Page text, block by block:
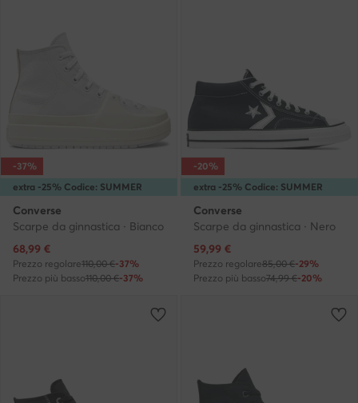
extra -25% Codice: SUMMER
-37%
Converse
Scarpe da ginnastica · Bianco
Prezzo attuale
68,99 €
Prezzo regolare110,00 €-37%
Prezzo più basso110,00 €-37%
extra -25% Codice: SUMMER
-20%
Converse
Scarpe da ginnastica · Nero
Prezzo attuale
59,99 €
Prezzo regolare85,00 €-29%
Prezzo più basso74,99 €-20%